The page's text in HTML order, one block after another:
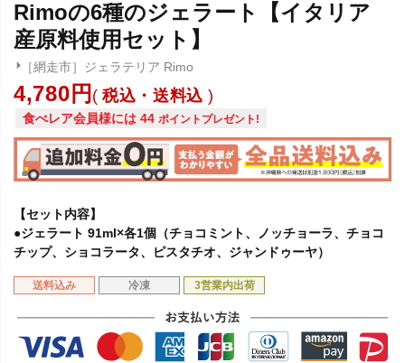
Rimoの6種のジェラート【イタリア
産原料使用セット】
［網走市］ジェラテリア Rimo
4,780 税込・送料込
食べレア会員様には 44 ポイントプレゼント!
【セット内容】
●ジェラート 91ml×各1個（チョコミント、ノッチョーラ、チョコ
チップ、ショコラータ、ピスタチオ、ジャンドゥーヤ）
送料込み 冷凍 3営業内出荷